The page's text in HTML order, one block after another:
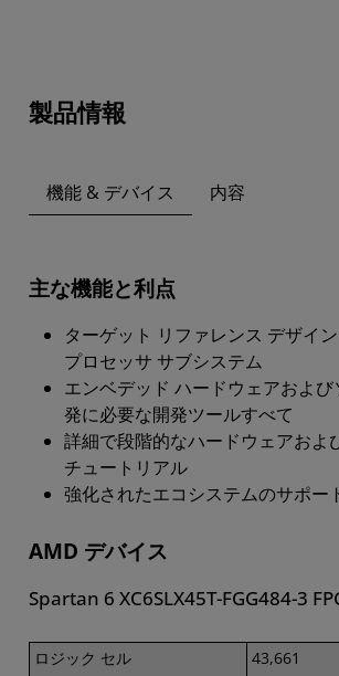
製品情報
機能 & デバイス 内容
主な機能と利点
ターゲット リファレンス デザイ
プロセッサ サブシステム
エンベデッド ハードウェアおよ
発に必要な開発ツールすべて
詳細で段階的なハードウェアおよ
チュートリアル
強化されたエコシステムのサポー
AMD デバイス
Spartan 6 XC6SLX45T-FGG484-3
ロジック セル 43,661